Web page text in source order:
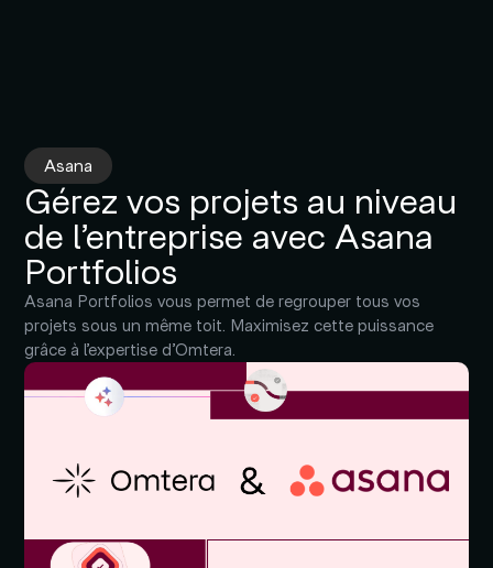
Asana
Gérez vos projets au niveau
de l’entreprise avec Asana
Portfolios
Asana Portfolios vous permet de regrouper tous vos
projets sous un même toit. Maximisez cette puissance
grâce à l’expertise d’Omtera.